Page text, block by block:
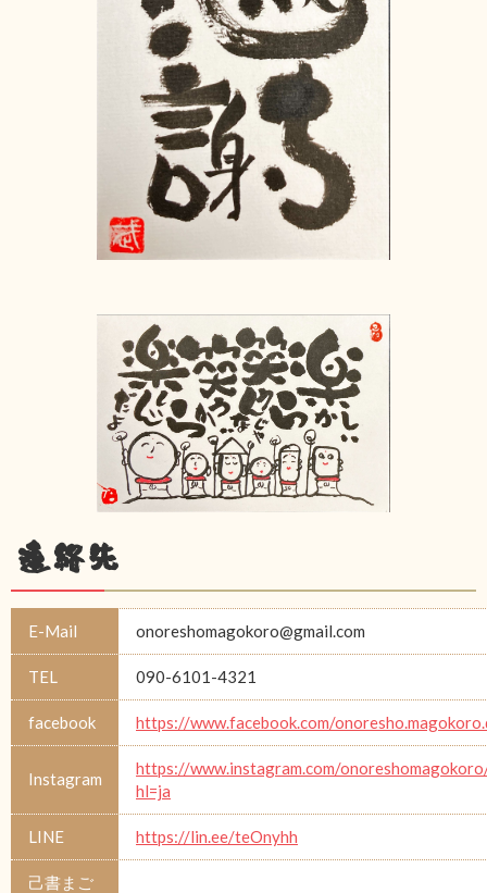
連絡先
E-Mail onoreshomagokoro@gmail.com
TEL 090-6101-4321
facebook https://www.facebook.com/
Instagram
https://www.instagram.com/
hl=ja
LINE https://lin.ee/teOnyhh
己書まご